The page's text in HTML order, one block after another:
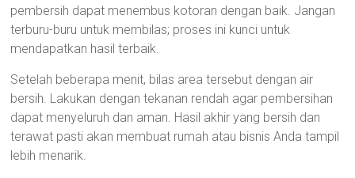
pembersih dapat menembus kotoran dengan baik. Jangan
terburu-buru untuk membilas; proses ini kunci untuk
mendapatkan hasil terbaik.
Setelah beberapa menit, bilas area tersebut dengan air
bersih. Lakukan dengan tekanan rendah agar pembersihan
dapat menyeluruh dan aman. Hasil akhir yang bersih dan
terawat pasti akan membuat rumah atau bisnis Anda tampil
lebih menarik.